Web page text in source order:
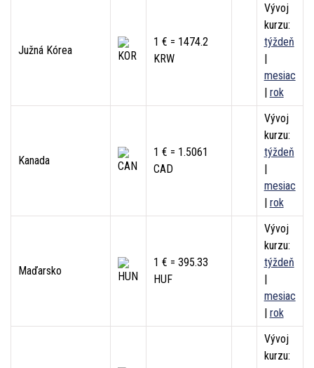
Južná Kórea
1 € = 1474.2
KRW
Vývoj
kurzu:
týždeň
|
mesiac
| rok
Kanada
1 € = 1.5061
CAD
Vývoj
kurzu:
týždeň
|
mesiac
| rok
Maďarsko
1 € = 395.33
HUF
Vývoj
kurzu:
týždeň
|
mesiac
| rok
Vývoj
kurzu: